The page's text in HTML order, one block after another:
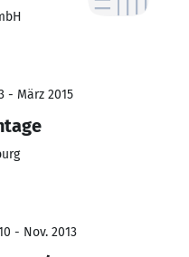
- März 2015
- Nov. 2013